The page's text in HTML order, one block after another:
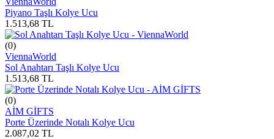
Piyano Taşlı Kolye Ucu
1.513,68 TL
(0)
ViennaWorld
Sol Anahtarı Taşlı Kolye Ucu
1.513,68 TL
(0)
AİM GİFTS
Porte Üzerinde Notalı Kolye Ucu
2.087,02 TL